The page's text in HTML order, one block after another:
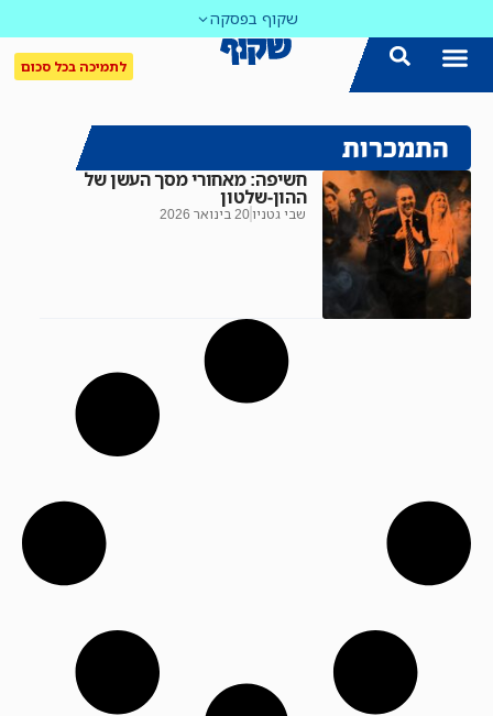
שקוף בפסקה
לתמיכה בכל סכום
התמכרות
חשיפה: מאחורי מסך העשן של
ההון-שלטון
שבי גטניו20 בינואר 2026